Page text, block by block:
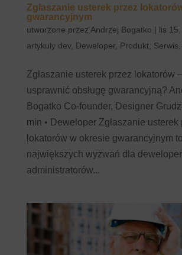
Zgłaszanie usterek przez
gwarancyjnym
utworzone przez Andrzej Bogatko | lis
artykuly dev, Deweloper, Produkt, Serwis,
Zgłaszanie usterek przez lokatorów
usprawnić obsługę gwarancyjną?
Bogatko Co-founder, Designer
min • Deweloper Zgłaszanie usterek
lokatorów w okresie gwarancyjnym
największych wyzwań dla
administratorów...